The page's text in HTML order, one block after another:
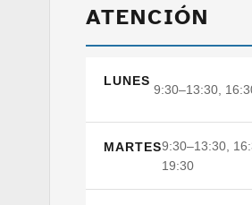
ATENCIÓN
LUNES
9:30–13:30,
MARTES9:30–13:30,
19:30